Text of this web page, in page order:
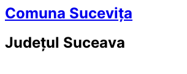
Comuna Sucevița
Județul Suceava